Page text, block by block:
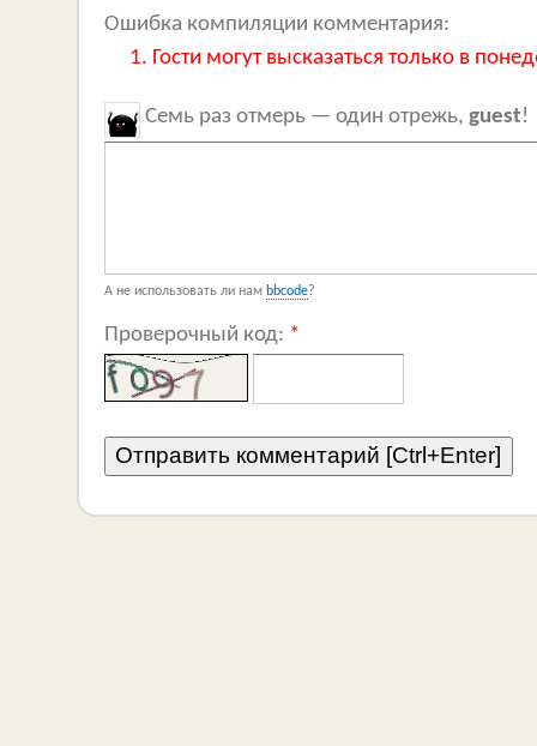
Ошибка компиляции комментария:
Гости могут высказаться только в
Семь раз отмерь — один отрежь, guest!
А не использовать ли нам bbcode?
Проверочный код: *